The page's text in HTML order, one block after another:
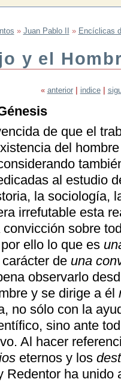
» Juan Pablo II » Encíclicas
y el
« anterior indice
de que el
del
al estudio
la sociología,
irrefutable esta
sobre
ello lo que es
de una
observarlo
y se dirige a él
no sólo con la
sino ante
Al hacer
eternos y los
Redentor ha unido